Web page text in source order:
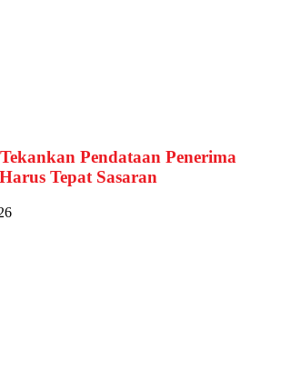
Pendataan Penerima
Tepat Sasaran